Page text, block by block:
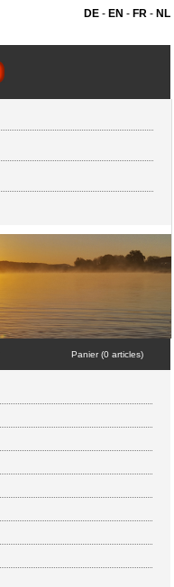
DE- EN - FR- NL
Panier (0 articles)